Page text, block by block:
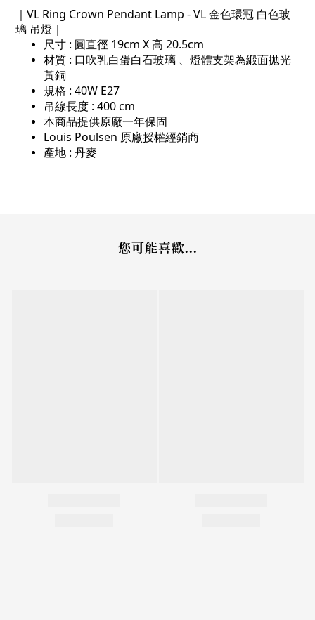
｜VL Ring Crown Pendant Lamp - VL 金色環冠 白色玻
璃 吊燈｜
尺寸 : 圓直徑 19cm X 高 20.5cm
材質 : 口吹乳白蛋白石玻璃 、燈體支架為緞面拋光
黃銅
規格 : 40W E27
吊線長度 : 400 cm
本商品提供原廠一年保固
Louis Poulsen 原廠授權經銷商
產地 : 丹麥
您可能喜歡...